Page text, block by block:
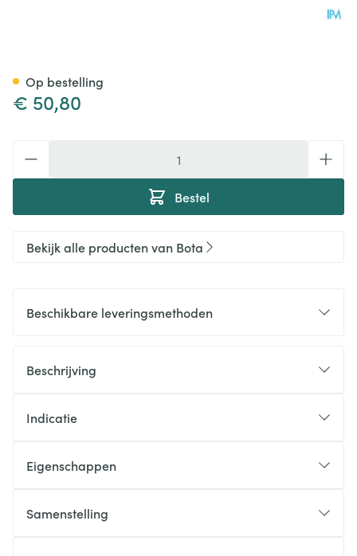
€ 50,80
Bestel
Op bestelling
Bekijk alle producten van Bota
Beschikbare leveringsmethoden
Beschrijving
Indicatie
Eigenschappen
Samenstelling